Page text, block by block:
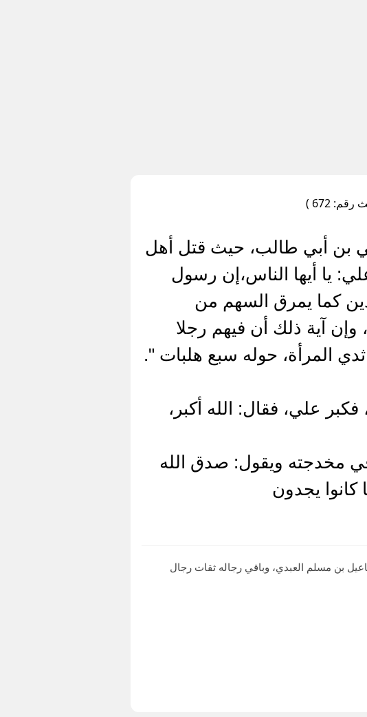
672 )
بن أبي طالب، حيث قتل أهل
يا أيها الناس،إن رسول
كما يمرق السهم من
وإن آية ذلك أن فيهم رجلا
المرأة، حوله سبع هلبات ".
علي، فقال: الله أكبر،
في مخدجته ويقول: صدق الله
يجدون
بن مسلم العبدي، وباقي رجاله ثقات رجال